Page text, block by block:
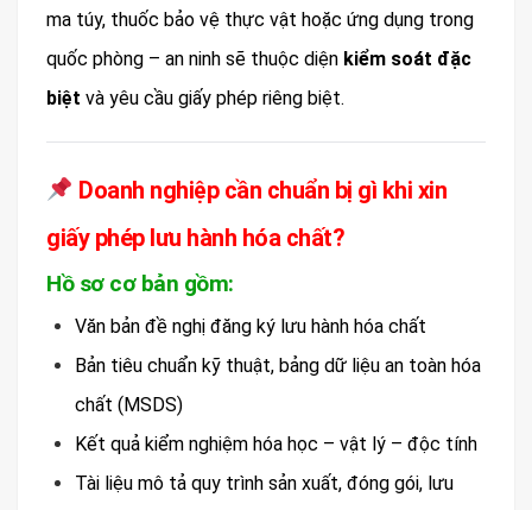
ma túy, thuốc bảo vệ thực vật hoặc ứng dụng trong
quốc phòng – an ninh sẽ thuộc diện kiểm soát đặc
biệt và yêu cầu giấy phép riêng biệt.
Doanh nghiệp cần chuẩn bị gì khi xin
giấy phép lưu hành hóa chất?
Hồ sơ cơ bản gồm:
Văn bản đề nghị đăng ký lưu hành hóa chất
Bản tiêu chuẩn kỹ thuật, bảng dữ liệu an toàn hóa
chất (MSDS)
Kết quả kiểm nghiệm hóa học – vật lý – độc tính
Tài liệu mô tả quy trình sản xuất, đóng gói, lưu